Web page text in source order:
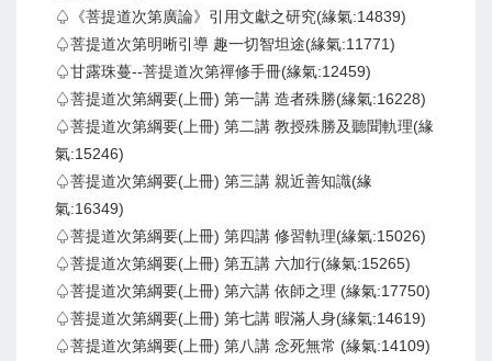
♤《菩提道次第廣論》引用文獻之研究(緣氣:14839)
♤菩提道次第明晰引導 趣一切智坦途(緣氣:11771)
♤甘露珠蔓--菩提道次第禪修手冊(緣氣:12459)
♤菩提道次第綱要(上冊) 第一講 造者殊勝(緣氣:16228)
♤菩提道次第綱要(上冊) 第二講 教授殊勝及聽聞軌理(緣
氣:15246)
♤菩提道次第綱要(上冊) 第三講 親近善知識(緣
氣:16349)
♤菩提道次第綱要(上冊) 第四講 修習軌理(緣氣:15026)
♤菩提道次第綱要(上冊) 第五講 六加行(緣氣:15265)
♤菩提道次第綱要(上冊) 第六講 依師之理 (緣氣:17750)
♤菩提道次第綱要(上冊) 第七講 暇滿人身(緣氣:14619)
♤菩提道次第綱要(上冊) 第八講 念死無常 (緣氣:14109)